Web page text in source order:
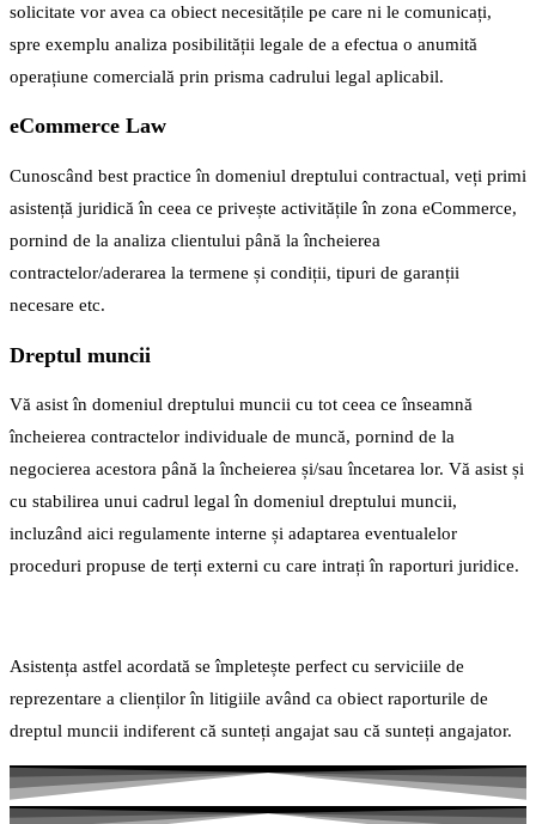
solicitate vor avea ca obiect necesitățile pe care ni le comunicați,
spre exemplu analiza posibilității legale de a efectua o anumită
operațiune comercială prin prisma cadrului legal aplicabil.
eCommerce Law
Cunoscând best practice în domeniul dreptului contractual, veți primi
asistență juridică în ceea ce privește activitățile în zona eCommerce,
pornind de la analiza clientului până la încheierea
contractelor/aderarea la termene și condiții, tipuri de garanții
necesare etc.
Dreptul muncii
Vă asist în domeniul dreptului muncii cu tot ceea ce înseamnă
încheierea contractelor individuale de muncă, pornind de la
negocierea acestora până la încheierea și/sau încetarea lor. Vă asist și
cu stabilirea unui cadrul legal în domeniul dreptului muncii,
incluzând aici regulamente interne și adaptarea eventualelor
proceduri propuse de terți externi cu care intrați în raporturi juridice.
Asistența astfel acordată se împletește perfect cu serviciile de
reprezentare a clienților în litigiile având ca obiect raporturile de
dreptul muncii indiferent că sunteți angajat sau că sunteți angajator.